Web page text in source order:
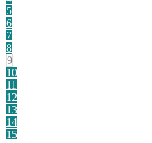
5
6
7
8
9
10
11
12
13
14
15